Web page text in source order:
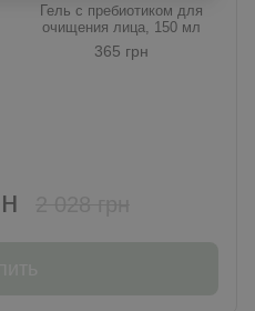
Гель с пребиотиком для
очищения лица, 150 мл
365 грн